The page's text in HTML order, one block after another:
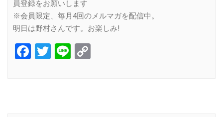
員登録をお願いします
※会員限定、毎月4回のメルマガを配信中。
明日は野村さんです。お楽しみ!
Facebook
Twitter
Line